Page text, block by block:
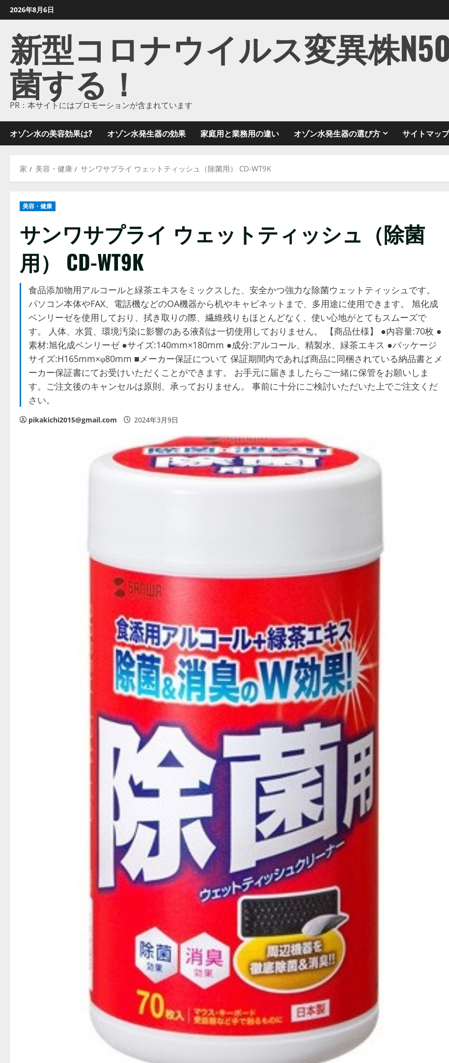
ン
2026年8月6日
新型コロナウイルス変異株
菌する！
PR：本サイトにはプロモーションが含まれています
オゾン水の美容効果は? オゾン水発生器の効果 家庭用と業務用の違い オゾン水発生器の選び方 サイトマップ
家 美容・健康 サンワサプライ ウェットティッシュ（除菌用） CD-WT9K
美容・健康
サンワサプライ ウェットティッシュ（除菌
用） CD-WT9K
食品添加物用アルコールと緑茶エキスをミックスした、安全かつ強力な除菌ウェットティッシュです。
パソコン本体やFAX、電話機などのOA機器から机やキャビネットまで、多用途に使用できます。 旭化成
ベンリーゼを使用しており、拭き取りの際、繊維残りもほとんどなく、使い心地がとてもスムーズで
す。 人体、水質、環境汚染に影響のある液剤は一切使用しておりません。 【商品仕様】 ●内容量:70枚 ●
素材:旭化成ベンリーゼ ●サイズ:140mm×180mm ●成分:アルコール、精製水、緑茶エキス ●パッケージ
サイズ:H165mm×φ80mm ■メーカー保証について 保証期間内であれば商品に同梱されている納品書とメ
ーカー保証書にてお受けいただくことができます。 お手元に届きましたらご一緒に保管をお願いしま
す。ご注文後のキャンセルは原則、承っておりません。 事前に十分にご検討いただいた上でご注文くだ
さい。
pikakichi2015@gmail.com 2024年3月9日